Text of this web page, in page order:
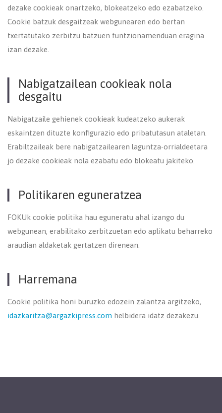
dezake cookieak onartzeko, blokeatzeko edo ezabatzeko.
Cookie batzuk desgaitzeak webgunearen edo bertan
txertatutako zerbitzu batzuen funtzionamenduan eragina
izan dezake.
Nabigatzailean cookieak nola
desgaitu
Nabigatzaile gehienek cookieak kudeatzeko aukerak
eskaintzen dituzte konfigurazio edo pribatutasun ataletan.
Erabiltzaileak bere nabigatzailearen laguntza-orrialdeetara
jo dezake cookieak nola ezabatu edo blokeatu jakiteko.
Politikaren eguneratzea
FOKUk cookie politika hau eguneratu ahal izango du
webgunean, erabilitako zerbitzuetan edo aplikatu beharreko
araudian aldaketak gertatzen direnean.
Harremana
Cookie politika honi buruzko edozein zalantza argitzeko,
idazkaritza@argazkipress.com helbidera idatz dezakezu.